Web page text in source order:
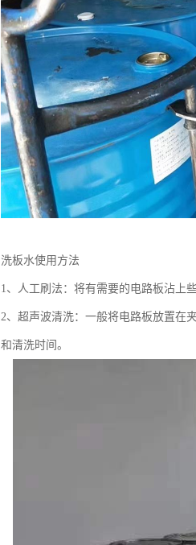
洗板水使用方法
1、人工刷法：将有需要的电路板沾上
2、超声波清洗：一般将电路板放置在
和清洗时间。